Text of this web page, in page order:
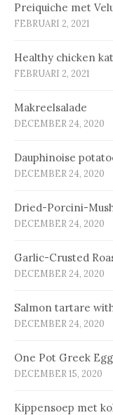
Prei­qui­che met
FEBRUARI 2, 2021
Healthy chicken
FEBRUARI 2, 2021
Makreelsalade
DECEMBER 24, 2020
Dauphinoise
DECEMBER 24, 2020
Dried-Porcini-
DECEMBER 24, 2020
Garlic-Crusted
DECEMBER 24, 2020
Salmon tartare
DECEMBER 24, 2020
One Pot Greek
DECEMBER 15, 2020
Kip­pen­soep met